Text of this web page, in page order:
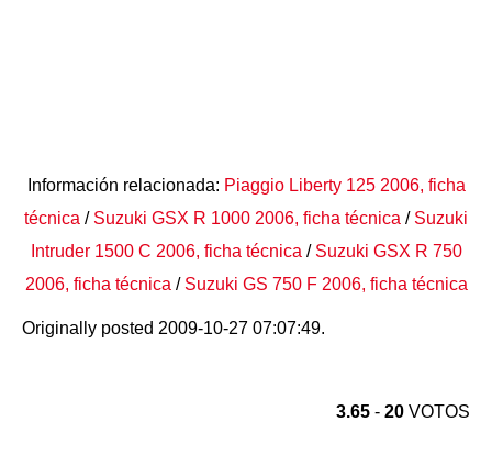
Información relacionada: Piaggio Liberty 125 2006, ficha
técnica / Suzuki GSX R 1000 2006, ficha técnica / Suzuki
Intruder 1500 C 2006, ficha técnica / Suzuki GSX R 750
2006, ficha técnica / Suzuki GS 750 F 2006, ficha técnica
Originally posted 2009-10-27 07:07:49.
3.65 - 20 VOTOS